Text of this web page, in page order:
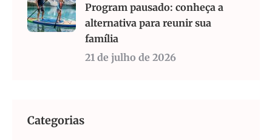
Program pausado: conheça a
alternativa para reunir sua
família
21 de julho de 2026
Categorias